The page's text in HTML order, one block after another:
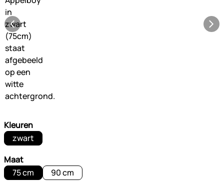
Kleuren
zwart
Maat
75 cm
90 cm